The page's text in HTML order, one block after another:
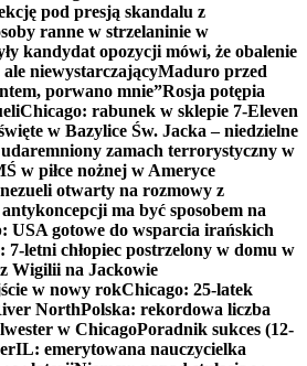
pod presją skandalu z
ranne w strzelaninie w
kandydat opozycji mówi, że obalenie
niewystarczającyMaduro przed
porwano mnie”Rosja potępia
Chicago: rabunek w sklepie 7-Eleven
w Bazylice Św. Jacka – niedzielne
zamach terrorystyczny w
w piłce nożnej w Ameryce
otwarty na rozmowy z
ma być sposobem na
USA gotowe do wsparcia irańskich
7-letni chłopiec postrzelony w domu w
Wigilii na Jackowie
w nowy rokChicago: 25-latek
NorthPolska: rekordowa liczba
w ChicagoPoradnik sukces (12-
IL: emerytowana nauczycielka